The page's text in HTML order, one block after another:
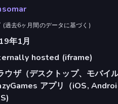
(過去6ヶ月間のデータに基づく )
年1月
hosted (iframe)
ウザ（デスクトップ、モバイ
アプリ（iOS,